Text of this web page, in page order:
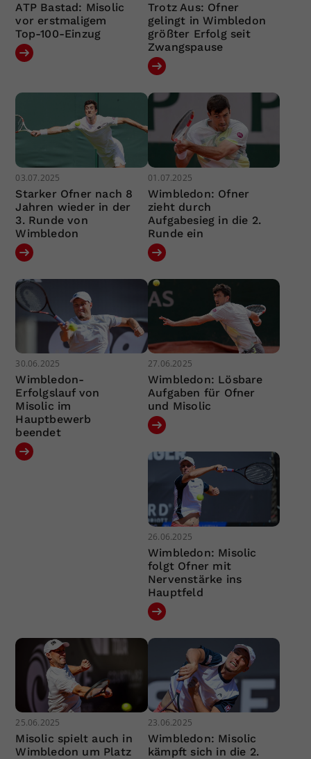
ATP Bastad: Misolic
vor erstmaligem
Top-100-Einzug
Trotz Aus: Ofner
gelingt in Wimbledon
größter Erfolg seit
Zwangspause
03.07.2025
Starker Ofner nach 8
Jahren wieder in der
3. Runde von
Wimbledon
01.07.2025
Wimbledon: Ofner
zieht durch
Aufgabesieg in die 2.
Runde ein
30.06.2025
Wimbledon-
Erfolgslauf von
Misolic im
Hauptbewerb
beendet
27.06.2025
Wimbledon: Lösbare
Aufgaben für Ofner
und Misolic
26.06.2025
Wimbledon: Misolic
folgt Ofner mit
Nervenstärke ins
Hauptfeld
25.06.2025
Misolic spielt auch in
Wimbledon um Platz
23.06.2025
Wimbledon: Misolic
kämpft sich in die 2.